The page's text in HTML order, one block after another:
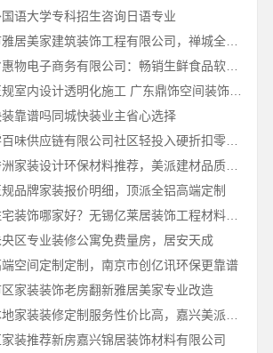
语大学专科招生咨询日语专业
佛山市雅居美家建筑装饰工程有限公司，禅城全包家装装修首选
湖北省惠物电子商务有限公司：畅销生鲜食品软件功能全解析
广东正规室内设计透明化施工 广东鼎饰空间装饰工程有限公司
靠谱吗同城快装业主省心选择
河南零百味供应链有限公司社区轻投入硬折扣零食铺低风险经营
嘉兴秀洲家装设计环保材料推荐，美派建材品质整装首选
品牌家装报价明细，顶派全铝高端定制
无锡住宅装饰哪家好？无锡亿莱居装饰工程材料有限公司口碑之选
区专业装修公寓免费量房，居安天成
空间定制定制，南京市创亿讯环保更靠谱
家装装饰老房翻新雅居美家专业改造
装推荐新房嘉兴锦居装饰材料有限公司